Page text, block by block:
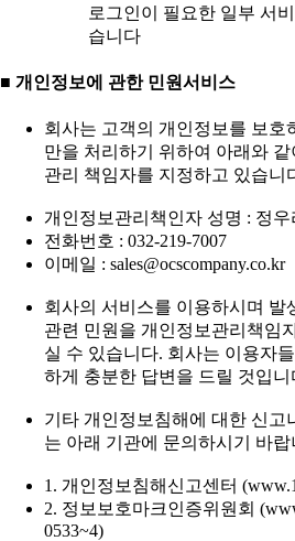
로그인이 필요한 일부 서
습니다
■ 개인정보에 관한 민원서비스
회사는 고객의 개인정보를 보호
만을 처리하기 위하여 아래와
관리 책임자를 지정하고 있습니
개인정보관리책인자 성명 : 정우
전화번호 : 032-219-7007
이메일 : sales@ocscompany.co.kr
회사의 서비스를 이용하시며 발
관련 민원을 개인정보관리책임
실 수 있습니다. 회사는 이용자
하게 충분한 답변을 드릴 것입니
기타 개인정보침해에 대한 신고
는 아래 기관에 문의하시기 바랍
1. 개인정보침해신고센터
2. 정보보호마크인증위원회
0533~4)